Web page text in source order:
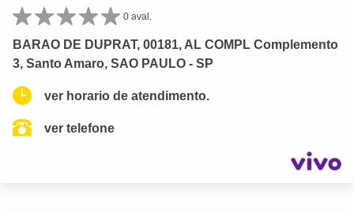
0 aval.
BARAO DE DUPRAT, 00181, AL COMPL Complemento
3, Santo Amaro, SAO PAULO - SP
ver horario de atendimento.
ver telefone